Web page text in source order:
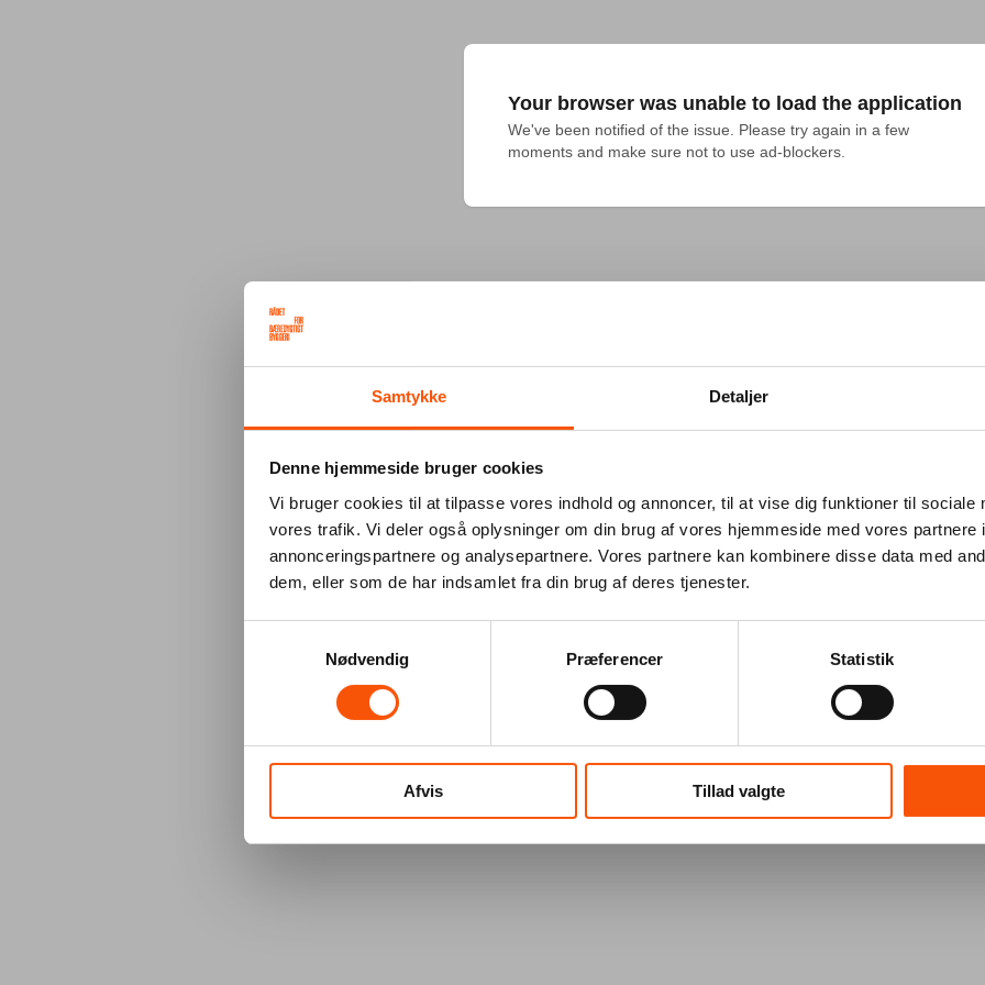
Samtykke Detaljer
Denne hjemmeside bruger cookies
Vi bruger cookies til at tilpasse vores indhold og annoncer, til at vise dig funktioner til sociale
vores trafik. Vi deler også oplysninger om din brug af vores hjemmeside med vores partnere
annonceringspartnere og analysepartnere. Vores partnere kan kombinere disse data med
dem, eller som de har indsamlet fra din brug af deres tjenester.
Nødvendig
Præferencer Statistik
Afvis Tillad valgte
Your browser was unable to load the application
We've been notified of the issue. Please try again in a few
moments and make sure not to use ad-blockers.